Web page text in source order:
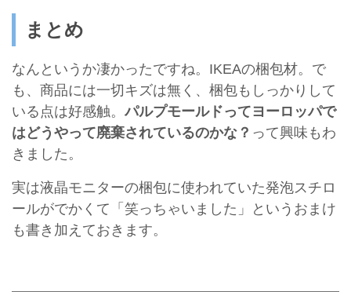
まとめ
なんというか凄かったですね。IKEAの梱包材。で
も、商品には一切キズは無く、梱包もしっかりして
いる点は好感触。パルプモールドってヨーロッパで
はどうやって廃棄されているのかな？ って興味もわ
きました。
実は液晶モニターの梱包に使われていた発泡スチロ
ールがでかくて「笑っちゃいました」というおまけ
も書き加えておきます。